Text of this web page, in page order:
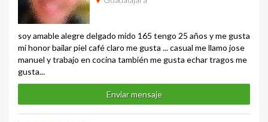
soy amable alegre delgado mido 165 tengo 25 años y me gusta
mi honor bailar piel café claro me gusta ... casual me llamo jose
manuel y trabajo en cocina también me gusta echar tragos me
gusta...
Enviar mensaje